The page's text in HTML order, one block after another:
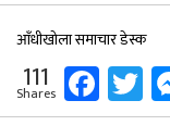
आँधीखोला समाचार डेस्क
111
Shares